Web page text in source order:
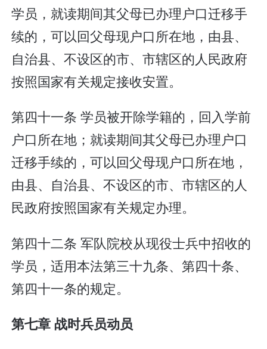
学员，就读期间其父母已办理户口迁移手
续的，可以回父母现户口所在地，由县、
自治县、不设区的市、市辖区的人民政府
按照国家有关规定接收安置。
第四十一条 学员被开除学籍的，回入学前
户口所在地；就读期间其父母已办理户口
迁移手续的，可以回父母现户口所在地，
由县、自治县、不设区的市、市辖区的人
民政府按照国家有关规定办理。
第四十二条 军队院校从现役士兵中招收的
学员，适用本法第三十九条、第四十条、
第四十一条的规定。
第七章 战时兵员动员